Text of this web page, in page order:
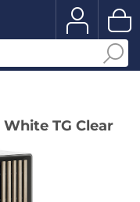
TG Clear